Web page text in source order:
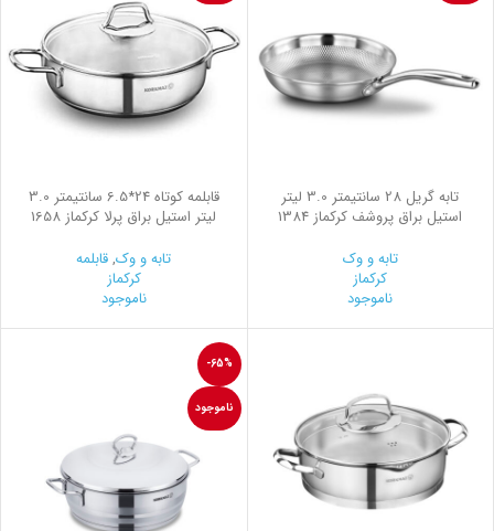
تابه گریل 28 سانتیمتر 3.0 لیتر
استیل براق پروشف کرکماز 1384
تابه و وک
کرکماز
ناموجود
قابلمه کوتاه 24*6.5 سانتیمتر 3.0
لیتر استیل براق پرلا کرکماز 1658
تابه و وک,قابلمه
کرکماز
ناموجود
-65%
ناموجود